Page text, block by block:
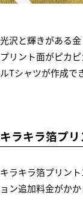
光沢と輝きがある
プリント面がピカ
ルTシャツが作成で
キラキラ箔プ
キラキラ箔プリン
ョン追加料金がかか